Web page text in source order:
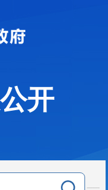
开